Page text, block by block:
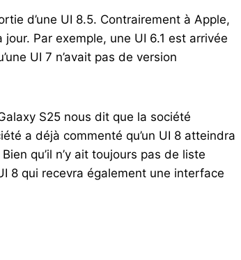
d’une UI 8.5. Contrairement à Apple,
Par exemple, une UI 6.1 est arrivée
UI 7 n’avait pas de version
S25 nous dit que la société
a déjà commenté qu’un UI 8 atteindra
qu’il n’y ait toujours pas de liste
8 qui recevra également une interface